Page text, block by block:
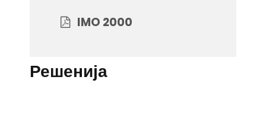
IMO 2000
Решенија